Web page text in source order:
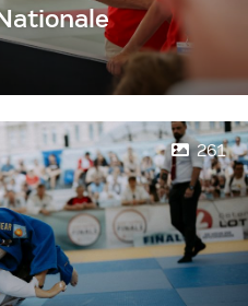
261